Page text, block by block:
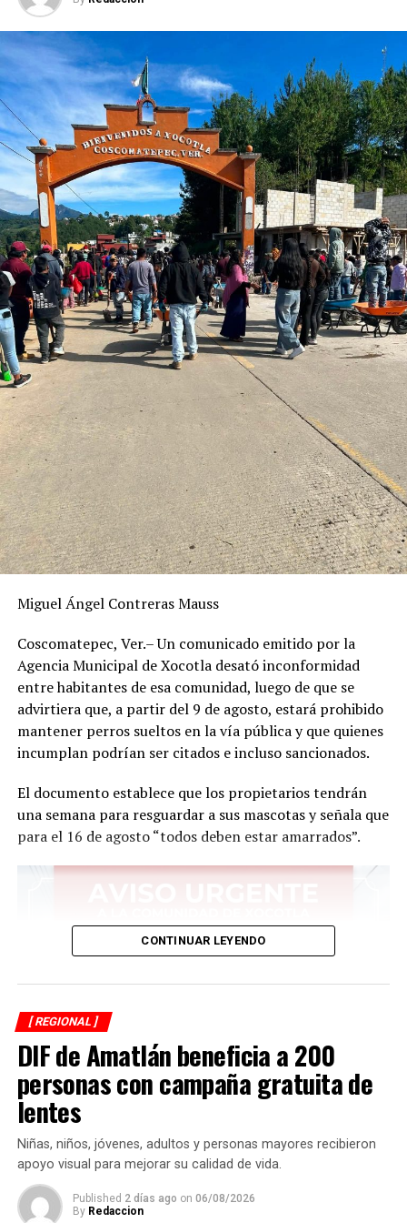
Miguel Ángel Contreras Mauss
Coscomatepec, Ver.– Un comunicado emitido por la
Agencia Municipal de Xocotla desató inconformidad
entre habitantes de esa comunidad, luego de que se
advirtiera que, a partir del 9 de agosto, estará prohibido
mantener perros sueltos en la vía pública y que quienes
incumplan podrían ser citados e incluso sancionados.
El documento establece que los propietarios tendrán
una semana para resguardar a sus mascotas y señala que
para el 16 de agosto “todos deben estar amarrados”.
CONTINUAR LEYENDO
[ REGIONAL ]
DIF de Amatlán beneficia a 200
personas con campaña gratuita de
lentes
Niñas, niños, jóvenes, adultos y personas mayores recibieron
apoyo visual para mejorar su calidad de vida.
Published 2 días ago on 06/08/2026
By Redaccion